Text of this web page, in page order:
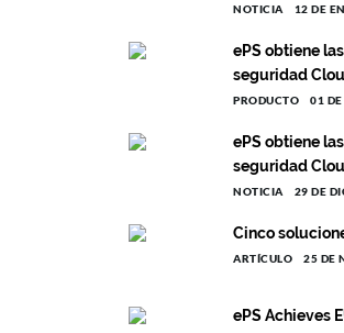
NOTICIA 12 DE
ePS obtiene
seguridad
PRODUCTO 01
ePS obtiene
seguridad
NOTICIA 29 DE
Cinco
ARTÍCULO 25 DE
ePS Achieves